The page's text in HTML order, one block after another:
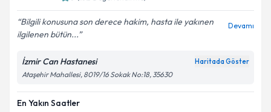
Bilgili konusuna son derece hakim, hasta ile yakınen
ilgilenen bütün...
Devamı
İzmir Can Hastanesi Haritada Göster
Ataşehir Mahallesi, 8019/16 Sokak No:18, 35630
En Yakın Saatler